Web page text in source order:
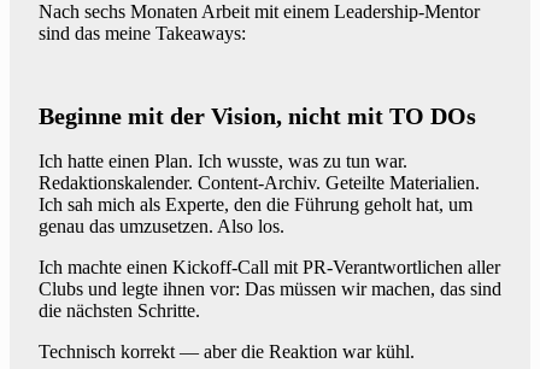
Nach sechs Monaten Arbeit mit einem Leadership-Mentor
sind das meine Takeaways:
Beginne mit der Vision, nicht mit TO DOs
Ich hatte einen Plan. Ich wusste, was zu tun war.
Redaktionskalender. Content-Archiv. Geteilte Materialien.
Ich sah mich als Experte, den die Führung geholt hat, um
genau das umzusetzen. Also los.
Ich machte einen Kickoff-Call mit PR-Verantwortlichen aller
Clubs und legte ihnen vor: Das müssen wir machen, das sind
die nächsten Schritte.
Technisch korrekt — aber die Reaktion war kühl.